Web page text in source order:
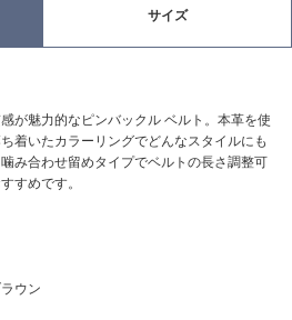
サイズ
が魅力的なピンバックル ベルト。本革を使
着いたカラーリングでどんなスタイルにも
み合わせ留めタイプでベルトの長さ調整可
すめです。
ウン